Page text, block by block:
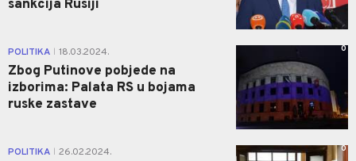
sankcija Rusiji
POLITIKA 18.03.2024.
Zbog Putinove pobjede na
izborima: Palata RS u bojama
ruske zastave
0
POLITIKA 26.02.2024. 0